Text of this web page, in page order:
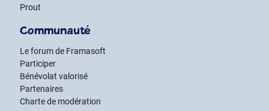
Prout
Communauté
Le forum de Framasoft
Participer
Bénévolat valorisé
Partenaires
Charte de modération